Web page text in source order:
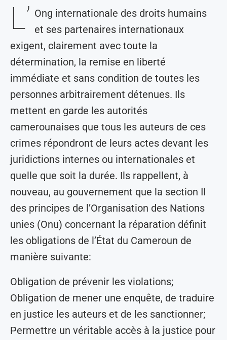
L’ Ong internationale des droits humains
et ses partenaires internationaux
exigent, clairement avec toute la
détermination, la remise en liberté
immédiate et sans condition de toutes les
personnes arbitrairement détenues. Ils
mettent en garde les autorités
camerounaises que tous les auteurs de ces
crimes répondront de leurs actes devant les
juridictions internes ou internationales et
quelle que soit la durée. Ils rappellent, à
nouveau, au gouvernement que la section II
des principes de l’Organisation des Nations
unies (Onu) concernant la réparation définit
les obligations de l’État du Cameroun de
manière suivante:
Obligation de prévenir les violations;
Obligation de mener une enquête, de traduire
en justice les auteurs et de les sanctionner;
Permettre un véritable accès à la justice pour